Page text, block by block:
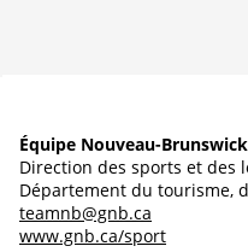
Équipe Nouveau-Brunswick
Direction des sports et des
Département du tourisme,
teamnb@gnb.ca
www.gnb.ca/sport